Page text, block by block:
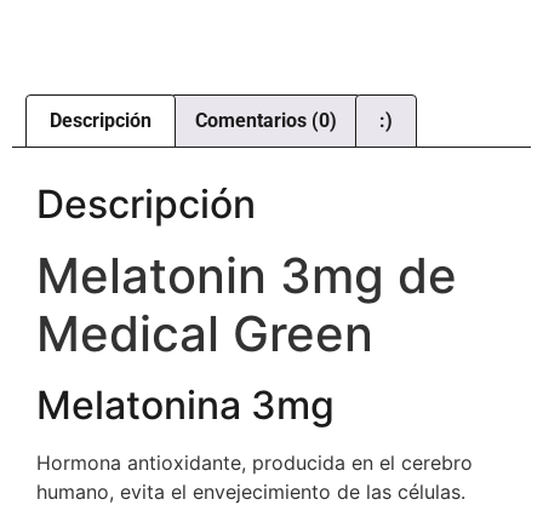
Descripción Comentarios (0) :)
Descripción
Melatonin 3mg de
Medical Green
Melatonina 3mg
Hormona antioxidante, producida en el cerebro
humano, evita el envejecimiento de las células.